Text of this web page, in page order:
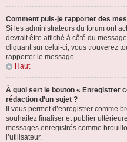
Comment puis-je rapporter des
Si les administrateurs du forum ont
devrait être affiché à côté du
cliquant sur celui-ci, vous trouverez
rapporter le message.
Haut
À quoi sert le bouton « Enregistrer
rédaction d’un sujet ?
Il vous permet d’enregistrer comme
souhaitez finaliser et publier
messages enregistrés comme
l’utilisateur.